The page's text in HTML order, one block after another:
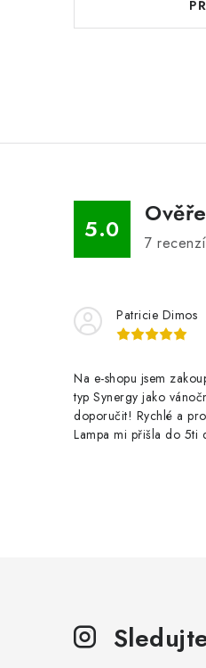
5.0 7
Patricie Dimos
Na e-shopu jsem
typ Synergy jako
doporučit! Rychlé a
Lampa mi přišla do 5ti